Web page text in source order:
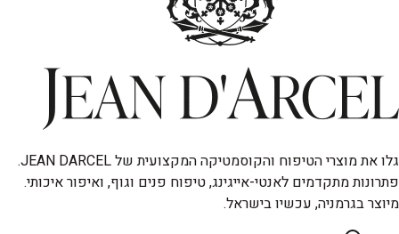
גלו את מוצרי הטיפוח והקוסמטיקה המקצועית של JEAN DARCEL.
פתרונות מתקדמים לאנטי-אייגינג, טיפוח פנים וגוף, ואיפור איכותי.
מיוצר בגרמניה, עכשיו בישראל.